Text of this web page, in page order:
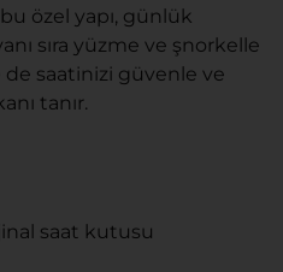
özel yapı, günlük
sıra yüzme ve şnorkelle
saatinizi güvenle ve
tanır.
saat kutusu